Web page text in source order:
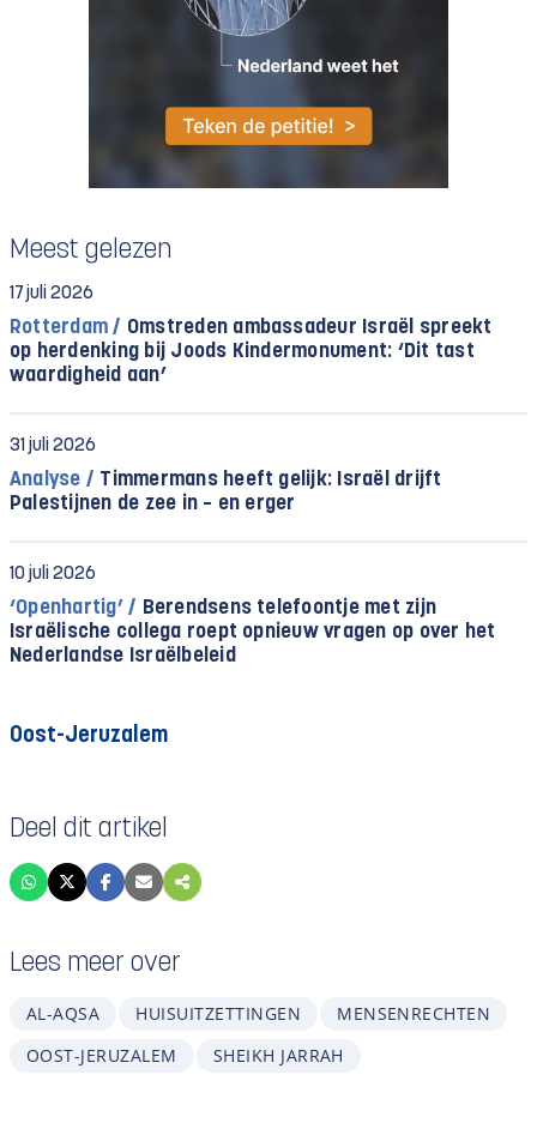
Meest gelezen
17 juli 2026
Rotterdam / Omstreden ambassadeur Israël spreekt
op herdenking bij Joods Kindermonument: ‘Dit tast
waardigheid aan’
31 juli 2026
Analyse / Timmermans heeft gelijk: Israël drijft
Palestijnen de zee in – en erger
10 juli 2026
‘Openhartig’ / Berendsens telefoontje met zijn
Israëlische collega roept opnieuw vragen op over het
Nederlandse Israëlbeleid
Oost-Jeruzalem
Deel dit artikel
Lees meer over
AL-AQSA HUISUITZETTINGEN
MENSENRECHTEN
OOST-JERUZALEM
SHEIKH JARRAH